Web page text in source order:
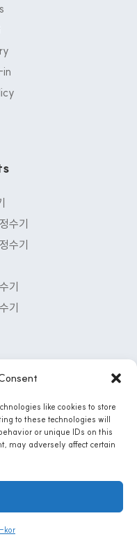
like cookies to store
to these technologies will
or unique IDs on this
may adversely affect certain
kor
수기
수기
기
기
Center
8:30 Am - 12PM